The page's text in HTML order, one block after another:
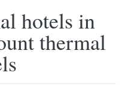
hotels in
thermal